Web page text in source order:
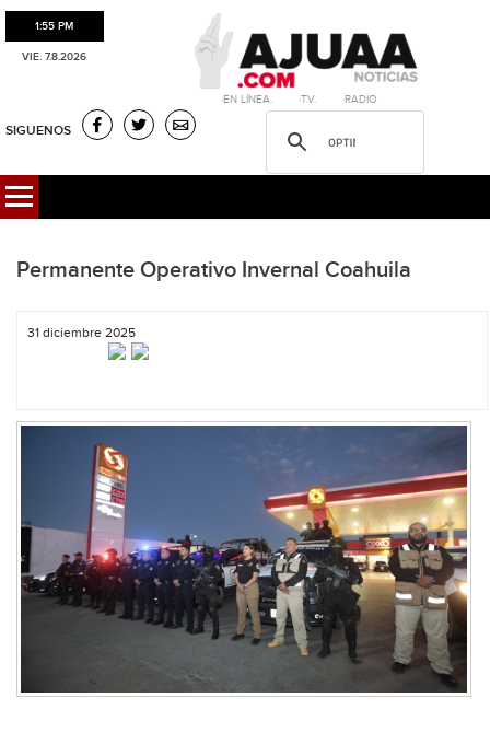
1:55 PM
VIE. 7.8.2026
·EN LÍNEA. ·T.V. ·RADIO
SIGUENOS
Permanente Operativo Invernal Coahuila
31 diciembre 2025